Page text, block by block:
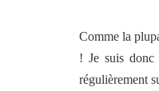
Comme la
! Je suis donc
régulièrement